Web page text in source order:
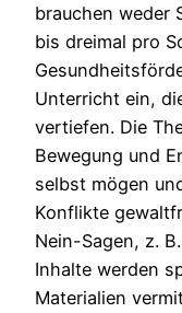
brauchen weder
bis dreimal pro
Unterricht ein,
vertiefen. Die
Bewegung und
selbst mögen
Konflikte
Nein-Sagen, z.
Inhalte werden
Materialien